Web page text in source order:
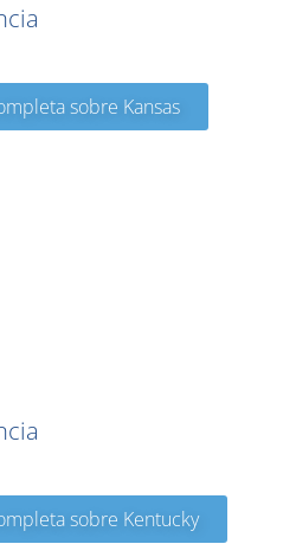
sobre Kansas
sobre Kentucky